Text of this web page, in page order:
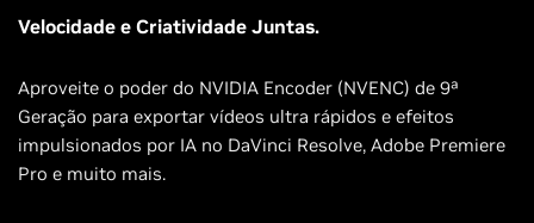
Velocidade e Criatividade Juntas.
Aproveite o poder do NVIDIA Encoder (NVENC) de 9ª
Geração para exportar vídeos ultra rápidos e efeitos
impulsionados por IA no DaVinci Resolve, Adobe Premiere
Pro e muito mais.